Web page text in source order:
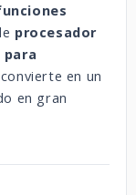
procesador
en un
en gran